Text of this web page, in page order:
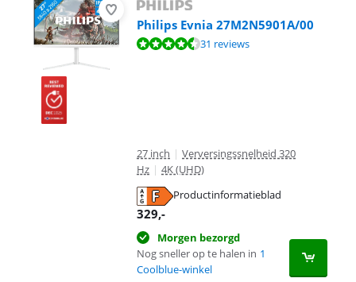
Philips Evnia 27M2N5901A/00
Beoordeling is 8,8 van de 10, gebaseerd op 31 reviews.
31 reviews
27 inch | Verversingssnelheid 320
Hz | 4K (UHD)
Productinformatieblad
329,-
Morgen bezorgd
Nog sneller op te halen in 1
Coolblue-winkel